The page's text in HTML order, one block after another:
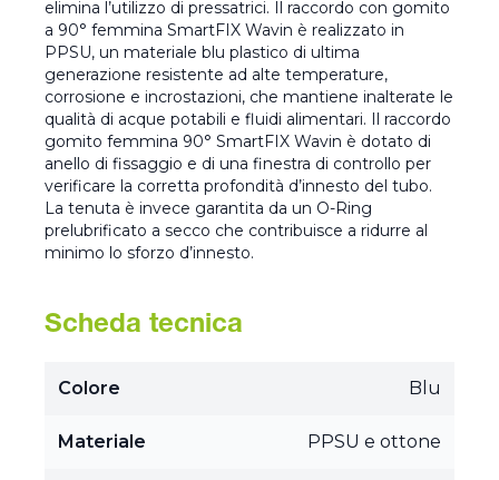
elimina l’utilizzo di pressatrici. Il raccordo con gomito
a 90° femmina SmartFIX Wavin è realizzato in
PPSU, un materiale blu plastico di ultima
generazione resistente ad alte temperature,
corrosione e incrostazioni, che mantiene inalterate le
qualità di acque potabili e fluidi alimentari. Il raccordo
gomito femmina 90° SmartFIX Wavin è dotato di
anello di fissaggio e di una finestra di controllo per
verificare la corretta profondità d’innesto del tubo.
La tenuta è invece garantita da un O-Ring
prelubrificato a secco che contribuisce a ridurre al
minimo lo sforzo d’innesto.
Scheda tecnica
Colore Blu
Materiale PPSU e ottone